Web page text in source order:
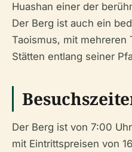
Huashan einer der
Der Berg ist auch ein
Taoismus, mit mehreren
Stätten entlang seiner
Der Berg ist von 7:00
mit Eintrittspreisen von